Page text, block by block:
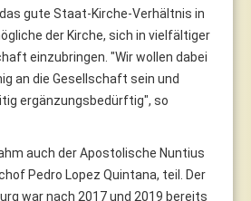
gute Staat-Kirche-Verhältnis in
der Kirche, sich in vielfältiger
einzubringen. "Wir wollen dabei
an die Gesellschaft sein und
ergänzungsbedürftig", so
auch der Apostolische Nuntius
Pedro Lopez Quintana, teil. Der
war nach 2017 und 2019 bereits